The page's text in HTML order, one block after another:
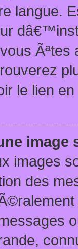
langue.
Ãªtes
le lien
image
images
des